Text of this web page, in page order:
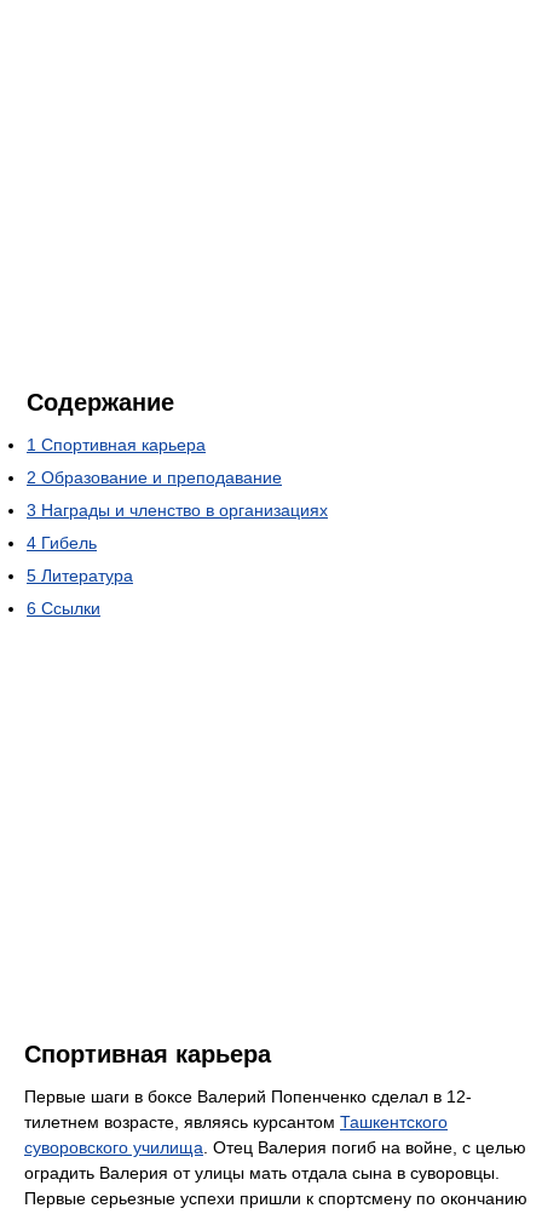
Содержание
1 Спортивная карьера
2 Образование и преподавание
3 Награды и членство в организациях
4 Гибель
5 Литература
6 Ссылки
Спортивная карьера
Первые шаги в боксе Валерий Попенченко сделал в 12-
тилетнем возрасте, являясь курсантом Ташкентского
суворовского училища . Отец Валерия погиб на войне, с целью
оградить Валерия от улицы мать отдала сына в суворовцы.
Первые серьезные успехи пришли к спортсмену по окончанию